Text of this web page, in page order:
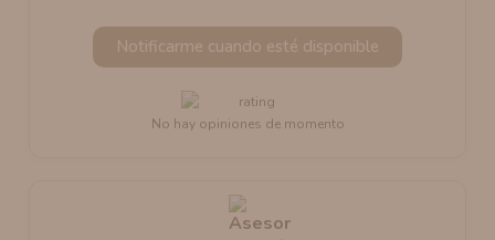
Notificarme cuando esté disponible
No hay opiniones de momento